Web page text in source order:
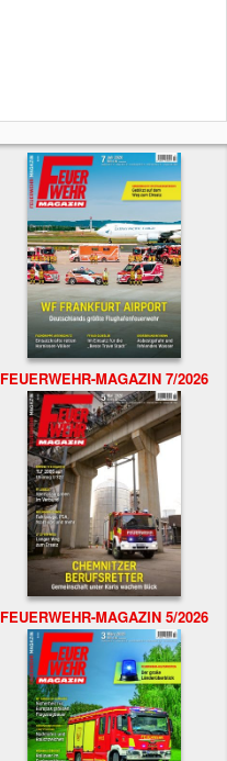
FEUERWEHR-MAGAZIN 7/2026
FEUERWEHR-MAGAZIN 5/2026